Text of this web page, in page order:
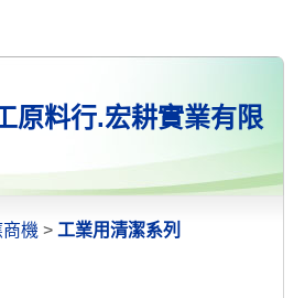
原料行.宏耕實業有限
機 > 工業用清潔系列